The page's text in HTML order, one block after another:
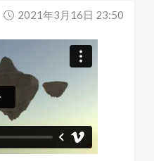
2021年3月16日 23:50